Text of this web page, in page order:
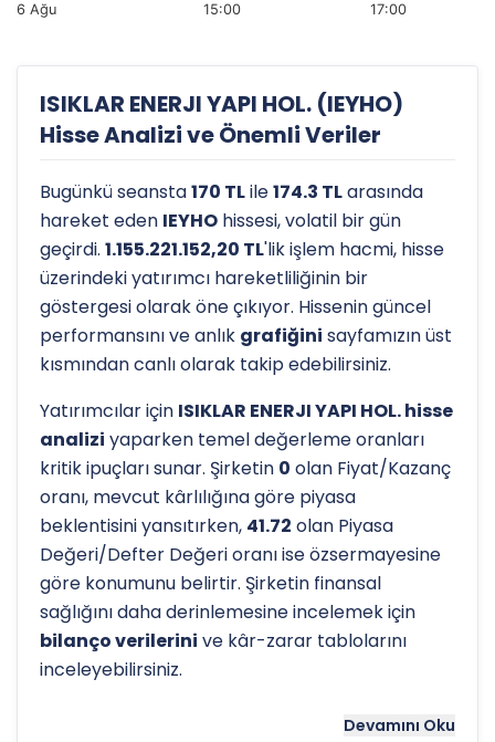
6 Ağu 15:00 17:00
ISIKLAR ENERJI YAPI HOL. (IEYHO)
Hisse Analizi ve Önemli Veriler
Bugünkü seansta170 TLile174.3 TLarasında
hareket eden IEYHO hissesi, volatil bir gün
geçirdi. 1.155.221.152,20 TL'lik işlem hacmi, hisse
üzerindeki yatırımcı hareketliliğinin bir
göstergesi olarak öne çıkıyor. Hissenin güncel
performansını ve anlık grafiğini sayfamızın üst
kısmından canlı olarak takip edebilirsiniz.
Yatırımcılar için ISIKLAR ENERJI YAPI HOL. hisse
analizi yaparken temel değerleme oranları
kritik ipuçları sunar. Şirketin 0 olan Fiyat/Kazanç
oranı, mevcut kârlılığına göre piyasa
beklentisini yansıtırken, 41.72 olan Piyasa
Değeri/Defter Değeri oranı ise özsermayesine
göre konumunu belirtir. Şirketin finansal
sağlığını daha derinlemesine incelemek için
bilanço verilerini ve kâr-zarar tablolarını
inceleyebilirsiniz.
Hissenin uzun vadeli trendini ve potansiyelDevamını Oku